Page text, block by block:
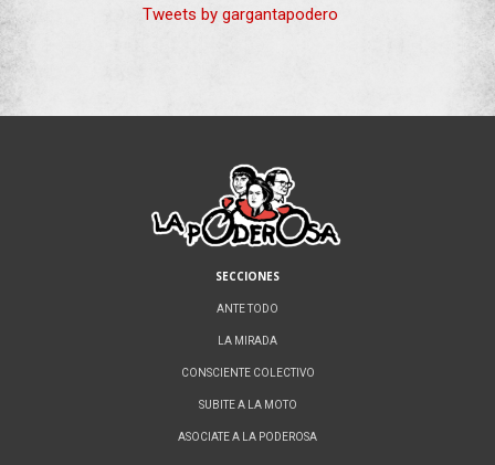
Tweets by gargantapodero
SECCIONES
ANTE TODO
LA MIRADA
CONSCIENTE COLECTIVO
SUBITE A LA MOTO
ASOCIATE A LA PODEROSA